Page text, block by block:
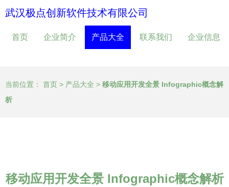
武汉极点创新软件技术有限公司
首页 企业简介 产品大全 联系我们 企业信息
当前位置： 首页 > 产品大全 > 移动应用开发全景 Infographic概念解
析
移动应用开发全景 Infographic概念解析